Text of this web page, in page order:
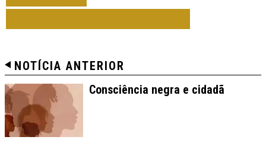
NOTÍCIA ANTERIOR
Consciência negra e cidadã